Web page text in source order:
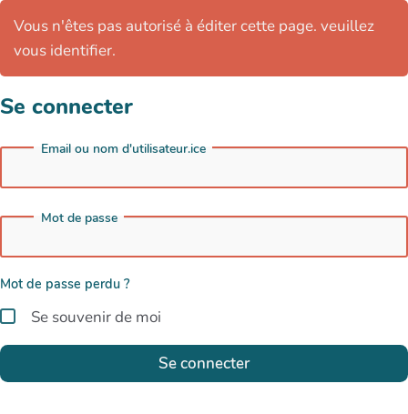
Vous n'êtes pas autorisé à éditer cette page. veuillez
vous identifier.
Se connecter
Email ou nom d'utilisateur.ice
Mot de passe
Mot de passe perdu ?
Se souvenir de moi
Se connecter